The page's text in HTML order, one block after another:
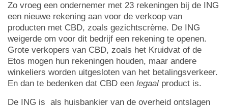
Zo vroeg een ondernemer met 23 rekeningen bij de ING
een nieuwe rekening aan voor de verkoop van
producten met CBD, zoals gezichtscrème. De ING
weigerde om voor dit bedrijf een rekening te openen.
Grote verkopers van CBD, zoals het Kruidvat of de
Etos mogen hun rekeningen houden, maar andere
winkeliers worden uitgesloten van het betalingsverkeer.
En dan te bedenken dat CBD een legaal product is.
De ING is als huisbankier van de overheid ontslagen